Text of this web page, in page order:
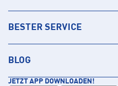
BESTER SERVICE
BLOG
JETZT APP DOWNLOADEN!